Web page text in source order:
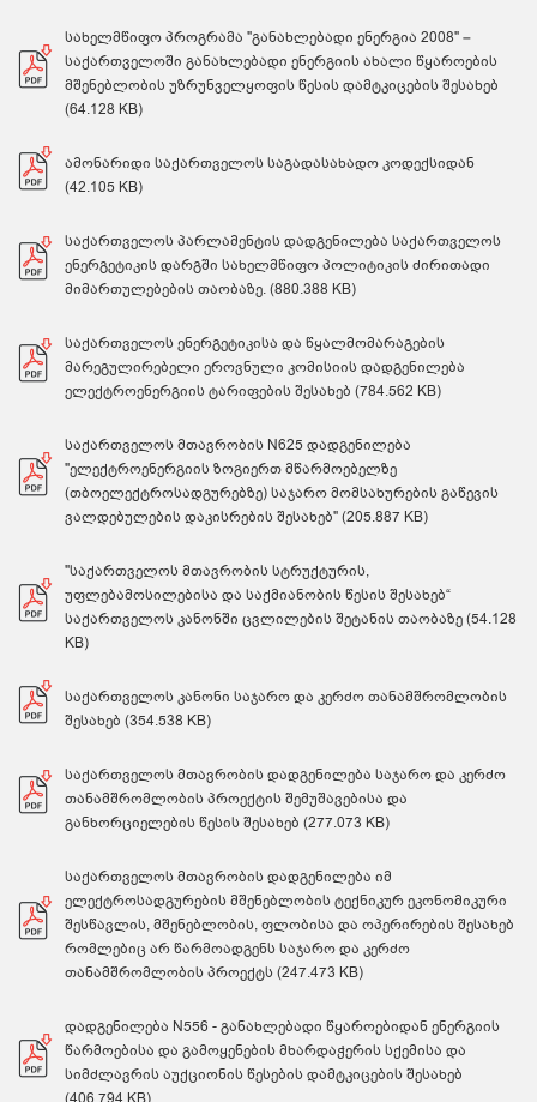
სახელმწიფო პროგრამა "განახლებადი ენერგია 2008" –
საქართველოში განახლებადი ენერგიის ახალი წყაროების
მშენებლობის უზრუნველყოფის წესის დამტკიცების შესახებ
(64.128 KB)
ამონარიდი საქართველოს საგადასახადო კოდექსიდან
(42.105 KB)
საქართველოს პარლამენტის დადგენილება საქართველოს
ენერგეტიკის დარგში სახელმწიფო პოლიტიკის ძირითადი
მიმართულებების თაობაზე. (880.388 KB)
საქართველოს ენერგეტიკისა და წყალმომარაგების
მარეგულირებელი ეროვნული კომისიის დადგენილება
ელექტროენერგიის ტარიფების შესახებ (784.562 KB)
საქართველოს მთავრობის N625 დადგენილება
"ელექტროენერგიის ზოგიერთ მწარმოებელზე
(თბოელექტროსადგურებზე) საჯარო მომსახურების გაწევის
ვალდებულების დაკისრების შესახებ" (205.887 KB)
"საქართველოს მთავრობის სტრუქტურის,
უფლებამოსილებისა და საქმიანობის წესის შესახებ“
საქართველოს კანონში ცვლილების შეტანის თაობაზე (54.128
KB)
საქართველოს კანონი საჯარო და კერძო თანამშრომლობის
შესახებ (354.538 KB)
საქართველოს მთავრობის დადგენილება საჯარო და კერძო
თანამშრომლობის პროექტის შემუშავებისა და
განხორციელების წესის შესახებ (277.073 KB)
საქართველოს მთავრობის დადგენილება იმ
ელექტროსადგურების მშენებლობის ტექნიკურ ეკონომიკური
შესწავლის, მშენებლობის, ფლობისა და ოპერირების შესახებ
რომლებიც არ წარმოადგენს საჯარო და კერძო
თანამშრომლობის პროექტს (247.473 KB)
დადგენილება N556 - განახლებადი წყაროებიდან ენერგიის
წარმოებისა და გამოყენების მხარდაჭერის სქემისა და
სიმძლავრის აუქციონის წესების დამტკიცების შესახებ